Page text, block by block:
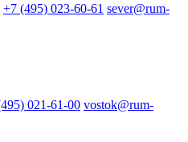
+7 (495) 023-60-61 sever@rum-
021-61-00 vostok@rum-